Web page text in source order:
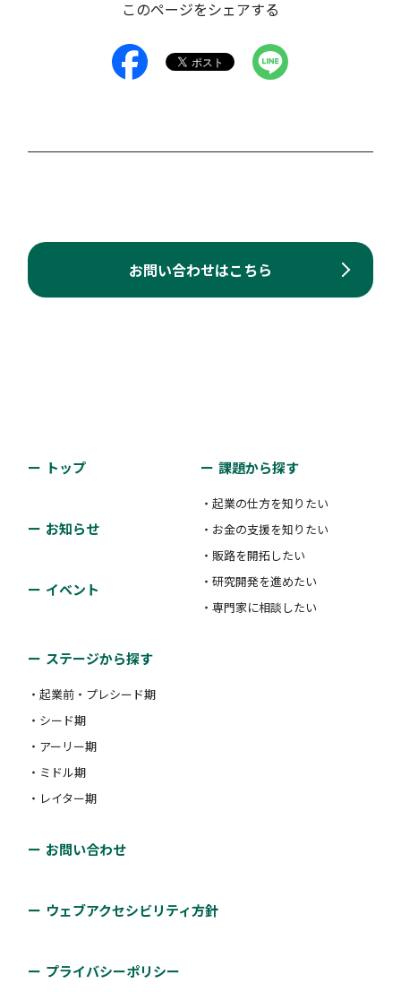
このページをシェアする
お問い合わせはこちら
トップ
お知らせ
イベント
課題から探す
・起業の仕方を知りたい
・お金の支援を知りたい
・販路を開拓したい
・研究開発を進めたい
・専門家に相談したい
ステージから探す
・起業前・プレシード期
・シード期
・アーリー期
・ミドル期
・レイター期
お問い合わせ
ウェブアクセシビリティ方針
プライバシーポリシー